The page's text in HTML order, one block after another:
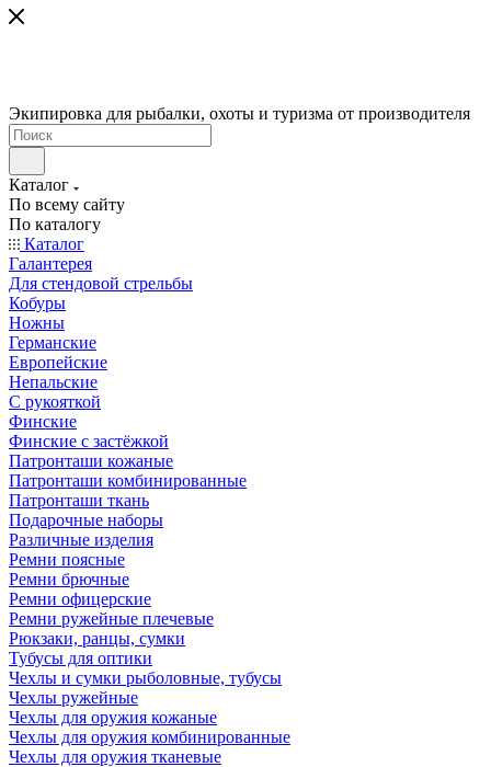
Экипировка для рыбалки, охоты и туризма от производителя
Каталог
По всему сайту
По каталогу
Каталог
Галантерея
Для стендовой стрельбы
Кобуры
Ножны
Германские
Европейские
Непальские
С рукояткой
Финские
Финские с застёжкой
Патронташи кожаные
Патронташи комбинированные
Патронташи ткань
Подарочные наборы
Различные изделия
Ремни поясные
Ремни брючные
Ремни офицерские
Ремни ружейные плечевые
Рюкзаки, ранцы, сумки
Тубусы для оптики
Чехлы и сумки рыболовные, тубусы
Чехлы ружейные
Чехлы для оружия кожаные
Чехлы для оружия комбинированные
Чехлы для оружия тканевые